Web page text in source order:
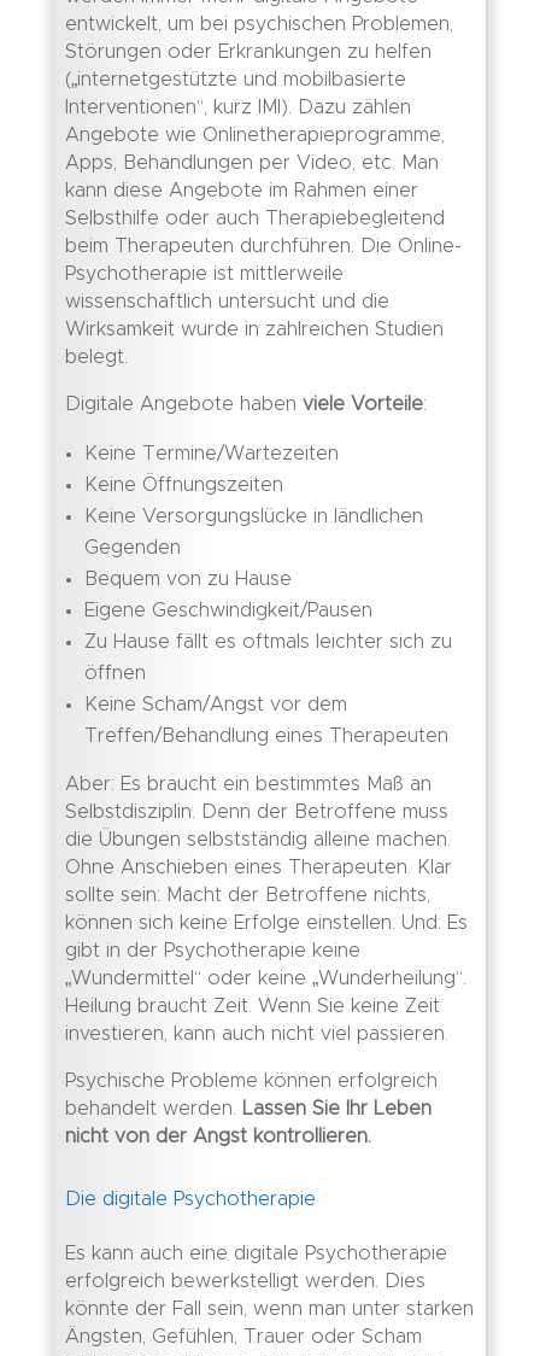
entwickelt, um bei psychischen Problemen,
Störungen oder Erkrankungen zu helfen
(„internetgestützte und mobilbasierte
Interventionen“, kurz IMI). Dazu zählen
Angebote wie Onlinetherapieprogramme,
Apps, Behandlungen per Video, etc. Man
kann diese Angebote im Rahmen einer
Selbsthilfe oder auch Therapiebegleitend
beim Therapeuten durchführen. Die Online-
Psychotherapie ist mittlerweile
wissenschaftlich untersucht und die
Wirksamkeit wurde in zahlreichen Studien
belegt.
Digitale Angebote haben viele Vorteile:
Keine Termine/Wartezeiten
Keine Öffnungszeiten
Keine Versorgungslücke in ländlichen
Gegenden
Bequem von zu Hause
Eigene Geschwindigkeit/Pausen
Zu Hause fällt es oftmals leichter sich zu
öffnen
Keine Scham/Angst vor dem
Treffen/Behandlung eines Therapeuten
Aber: Es braucht ein bestimmtes Maß an
Selbstdisziplin. Denn der Betroffene muss
die Übungen selbstständig alleine machen.
Ohne Anschieben eines Therapeuten. Klar
sollte sein: Macht der Betroffene nichts,
können sich keine Erfolge einstellen. Und: Es
gibt in der Psychotherapie keine
„Wundermittel“ oder keine „Wunderheilung“.
Heilung braucht Zeit. Wenn Sie keine Zeit
investieren, kann auch nicht viel passieren.
Psychische Probleme können erfolgreich
behandelt werden. Lassen Sie Ihr Leben
nicht von der Angst kontrollieren.
Die digitale Psychotherapie
Es kann auch eine digitale Psychotherapie
erfolgreich bewerkstelligt werden. Dies
könnte der Fall sein, wenn man unter starken
Ängsten, Gefühlen, Trauer oder Scham